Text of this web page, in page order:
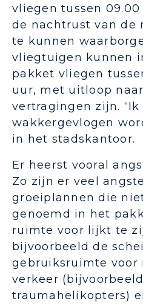
vliegen tussen 09.00
de nachtrust van de
te kunnen
vliegtuigen kunnen
pakket vliegen
uur, met uitloop
vertragingen zijn.
wakkergevlogen
in het stadskantoor.
Er heerst vooral
Zo zijn er veel
groeiplannen die
genoemd in het
ruimte voor lijkt te
bijvoorbeeld de
gebruiksruimte voor
verkeer
traumahelikopters)